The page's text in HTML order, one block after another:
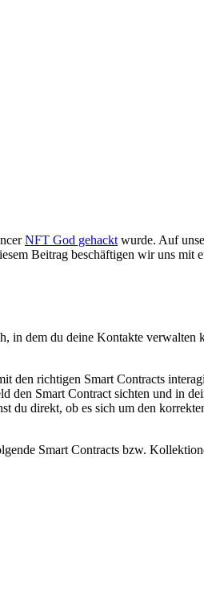
NFT God gehackt wurde. Auf
Beitrag beschäftigen wir uns mit
in dem du deine Kontakte verwalten
den richtigen Smart Contracts
den Smart Contract sichten und in
du direkt, ob es sich um den
Smart Contracts bzw.